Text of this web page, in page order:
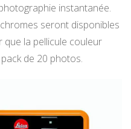
instantanée.
seront disponibles
la pellicule couleur
de 20 photos.